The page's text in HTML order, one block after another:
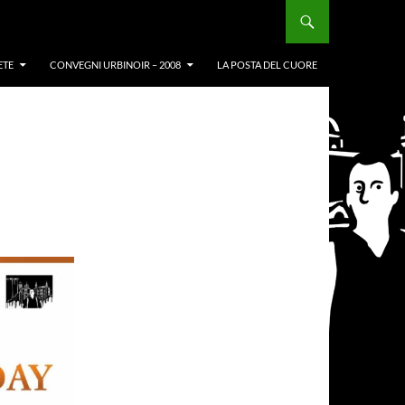
CONVEGNI URBINOIR – 2008 LA POSTA DEL CUORE